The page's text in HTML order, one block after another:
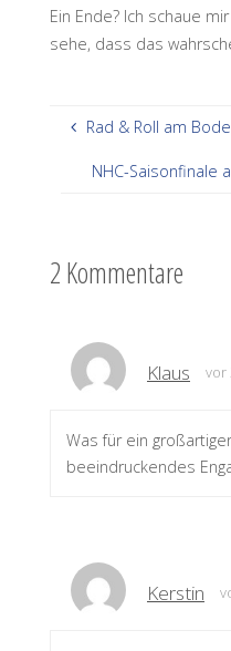
Ein Ende? Ich schaue
sehe, dass das
Rad & Roll am
NHC-Saisonfinale
2 Kommentare
Klaus vor
Was für ein
beeindruckendes
Kerstin